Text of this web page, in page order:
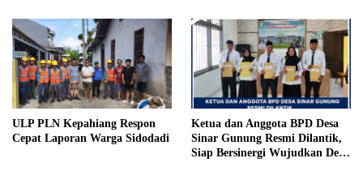
Penjara
ULP PLN Kepahiang Respon
Cepat Laporan Warga Sidodadi
Ketua dan Anggota BPD Desa
Sinar Gunung Resmi Dilantik,
Siap Bersinergi Wujudkan Desa